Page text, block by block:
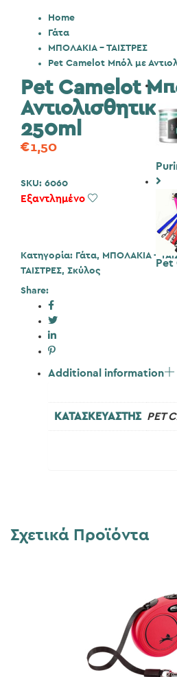
Home
Γάτα
ΜΠΟΛΑΚΙΑ - ΤΑΙΣΤΡΕΣ
Pet Camelot Μπόλ με
Pet
Pet Camelot
250ml
€1,50
SKU: 6060
Εξαντλημένο Add to Wishlist
Κατηγορία: Γάτα, ΜΠΟΛΑΚΙΑ -
ΤΑΙΣΤΡΕΣ, Σκύλος
Share:
Additional information
ΚΑΤΑΣΚΕΥΑΣΤΗΣ PET
Σχετικά Προϊόντα